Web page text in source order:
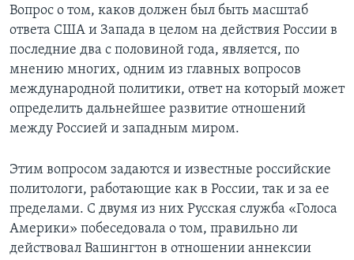
Вопрос о том, каков должен был быть масштаб
ответа США и Запада в целом на действия России в
последние два с половиной года, является, по
мнению многих, одним из главных вопросов
международной политики, ответ на который может
определить дальнейшее развитие отношений
между Россией и западным миром.
Этим вопросом задаются и известные российские
политологи, работающие как в России, так и за ее
пределами. С двумя из них Русская служба «Голоса
Америки» побеседовала о том, правильно ли
действовал Вашингтон в отношении аннексии